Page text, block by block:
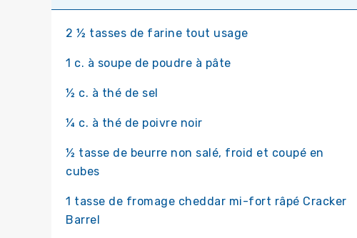
2 ½ tasses de farine tout usage
1 c. à soupe de poudre à pâte
½ c. à thé de sel
¼ c. à thé de poivre noir
½ tasse de beurre non salé, froid et coupé en
cubes
1 tasse de fromage cheddar mi-fort râpé Cracker
Barrel